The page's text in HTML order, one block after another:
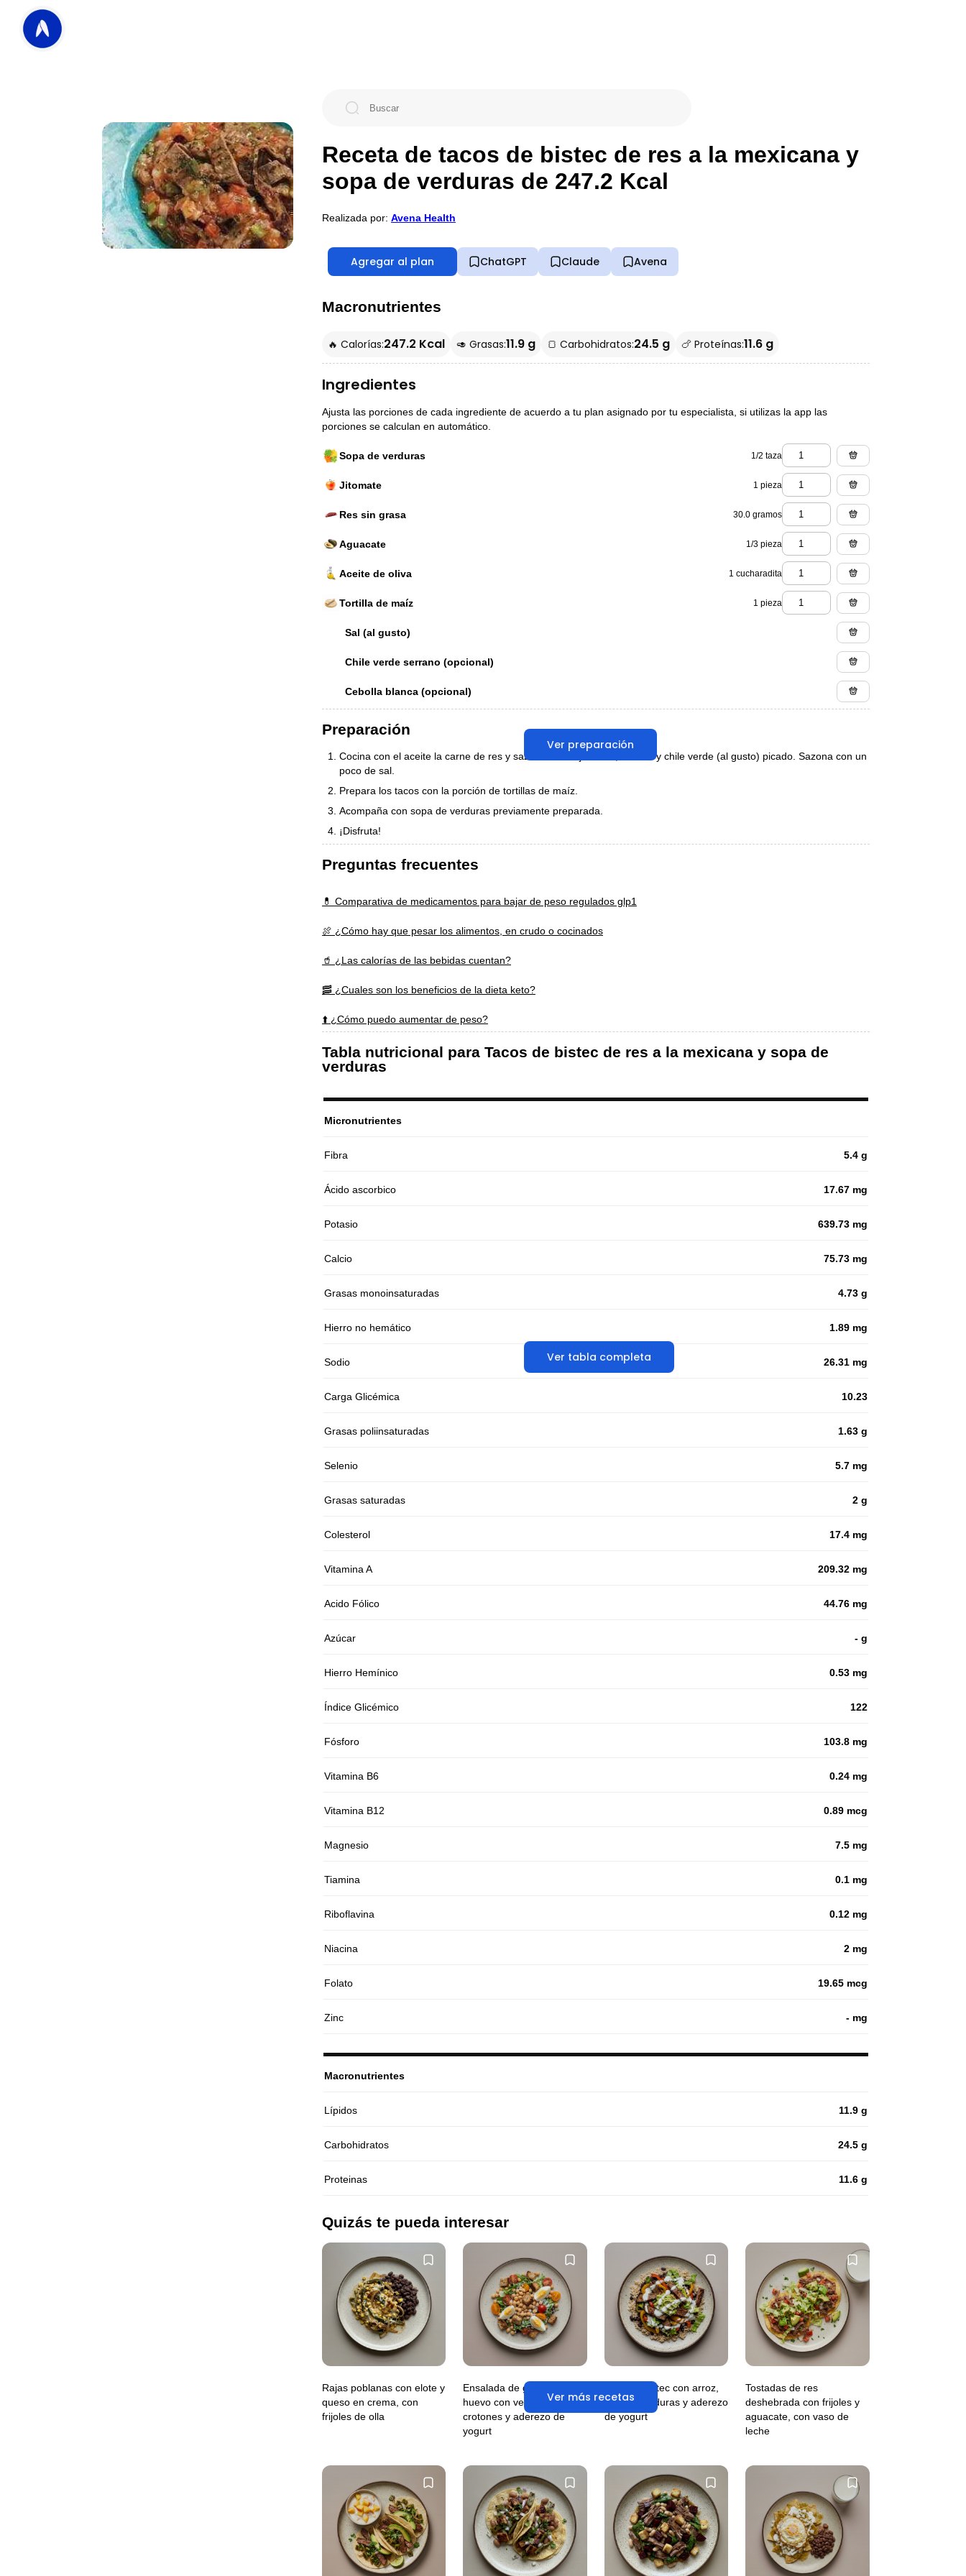
Receta de tacos de bistec de res a la mexicana y
sopa de verduras de 247.2 Kcal
Realizada por: Avena Health
Agregar al plan ChatGPT Claude Avena
Macronutrientes
🔥 Calorías:247.2 Kcal 🥑 Grasas:11.9 g 🍞 Carbohidratos:24.5 g 🍗 Proteínas:11.6 g
Ingredientes
Ajusta las porciones de cada ingrediente de acuerdo a tu plan asignado por tu especialista, si utilizas la app las
porciones se calculan en automático.
Sopa de verduras 1/2 taza
Jitomate 1 pieza
Res sin grasa 30.0 gramos
Aguacate 1/3 pieza
Aceite de oliva 1 cucharadita
Tortilla de maíz 1 pieza
Sal (al gusto)
Chile verde serrano (opcional)
Cebolla blanca (opcional)
Ver preparación
Preparación
Cocina con el aceite la carne de res y sazona con el jitomate, cebolla y chile verde (al gusto) picado. Sazona con un
poco de sal.
Prepara los tacos con la porción de tortillas de maíz.
Acompaña con sopa de verduras previamente preparada.
¡Disfruta!
Preguntas frecuentes
💊 Comparativa de medicamentos para bajar de peso regulados glp1
🍖 ¿Cómo hay que pesar los alimentos, en crudo o cocinados
🥤 ¿Las calorías de las bebidas cuentan?
🥓 ¿Cuales son los beneficios de la dieta keto?
⬆️ ¿Cómo puedo aumentar de peso?
Tabla nutricional para Tacos de bistec de res a la mexicana y sopa de
verduras
Ver tabla completa
Micronutrientes
Fibra 5.4 g
Ácido ascorbico 17.67 mg
Potasio 639.73 mg
Calcio 75.73 mg
Grasas monoinsaturadas 4.73 g
Hierro no hemático 1.89 mg
Sodio 26.31 mg
Carga Glicémica 10.23
Grasas poliinsaturadas 1.63 g
Selenio 5.7 mg
Grasas saturadas 2 g
Colesterol 17.4 mg
Vitamina A 209.32 mg
Acido Fólico 44.76 mg
Azúcar - g
Hierro Hemínico 0.53 mg
Índice Glicémico 122
Fósforo 103.8 mg
Vitamina B6 0.24 mg
Vitamina B12 0.89 mcg
Magnesio 7.5 mg
Tiamina 0.1 mg
Riboflavina 0.12 mg
Niacina 2 mg
Folato 19.65 mcg
Zinc - mg
Macronutrientes
Lípidos 11.9 g
Carbohidratos 24.5 g
Proteinas 11.6 g
Quizás te pueda interesar
Ver más recetas
Rajas poblanas con elote y
queso en crema, con
frijoles de olla
Ensalada de garbanzo y
huevo con verduras,
crotones y aderezo de
yogurt
Bowl de bistec con arroz,
frijoles, verduras y aderezo
de yogurt
Tostadas de res
deshebrada con frijoles y
aguacate, con vaso de
leche